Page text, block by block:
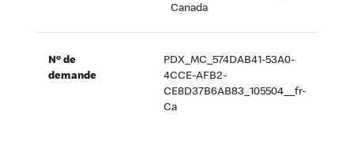
Canada
Nº de
demande
PDX_MC_574DAB41-53A0-
4CCE-AFB2-
CE8D37B6AB83_105504__fr-
Ca